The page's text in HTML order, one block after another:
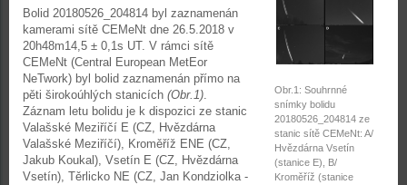
Obr.1: Souhrnné
snímky bolidu
20180526_204814 ze
stanic sítě CEMeNt: A/
Hvězdárna Vsetín
(stanice E), B/
Kroměříž (stanice
Bolid 20180526_204814 byl zaznamenán
kamerami sítě CEMeNt dne 26.5.2018 v
20h48m14,5 ± 0,1s UT. V rámci sítě
CEMeNt (Central European MetEor
NeTwork) byl bolid zaznamenán přímo na
pěti širokoúhlých stanicích (Obr.1).
Záznam letu bolidu je k dispozici ze stanic
Valašské Meziříčí E (CZ, Hvězdárna
Valašské Meziříčí), Kroměříž ENE (CZ,
Jakub Koukal), Vsetín E (CZ, Hvězdárna
Vsetín), Těrlicko NE (CZ, Jan Kondziolka -